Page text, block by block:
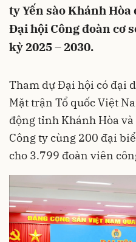
ty Yến sào Khánh
Đại hội Công đoàn cơ
kỳ 2025 – 2030.
Tham dự Đại hội có đại
Mặt trận Tổ quốc Việt
động tỉnh Khánh Hòa
Công ty cùng 200 đại
cho 3.799 đoàn viên